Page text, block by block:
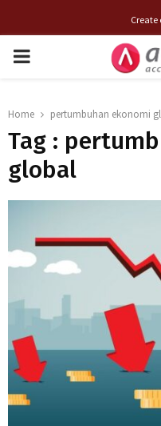
Create
PRIMARY
Home pertumbuhan ekonomi
Tag :
global